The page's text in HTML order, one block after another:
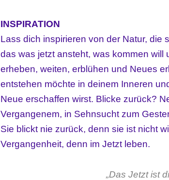
INSPIRATION
Lass dich inspirieren von der Natur, die
das was jetzt ansteht, was kommen will
erheben, weiten, erblühen und Neues
entstehen möchte in deinem Inneren
Neue erschaffen wirst. Blicke zurück?
Vergangenem, in Sehnsucht zum
Sie blickt nie zurück, denn sie ist nicht
Vergangenheit, denn im Jetzt leben.
„Das Jetzt ist